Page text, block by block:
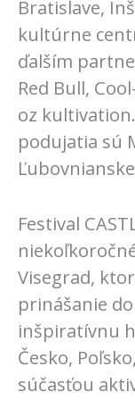
Bratislave,
kultúrne
ďalším
Red Bull,
oz
podujatia sú
Festival
Visegrad,
prinášanie
inšpiratívnu
Česko,
súčasťou